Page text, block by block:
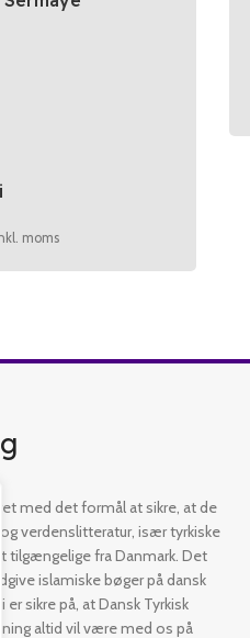
moms
med det formål at sikre, at de
og verdenslitteratur, især tyrkiske
tilgængelige fra Danmark. Det
islamiske bøger på dansk
sikre på, at Dansk Tyrkisk
altid vil være med os på